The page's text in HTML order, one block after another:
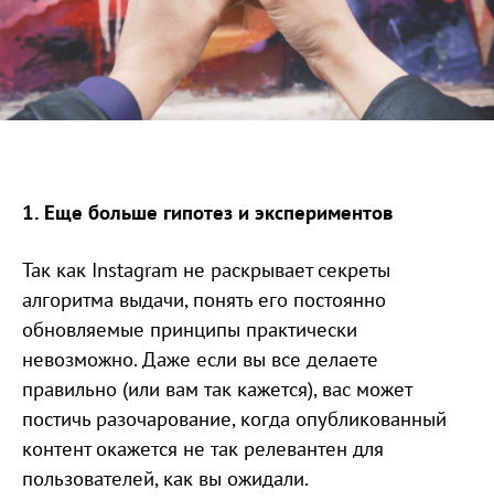
1. Еще больше гипотез и экспериментов
Так как Instagram не раскрывает секреты
алгоритма выдачи, понять его постоянно
обновляемые принципы практически
невозможно. Даже если вы все делаете
правильно (или вам так кажется), вас может
постичь разочарование, когда опубликованный
контент окажется не так релевантен для
пользователей, как вы ожидали.